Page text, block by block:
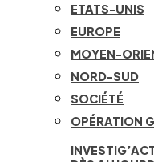
ETATS-UNIS
EUROPE
MOYEN-
NORD-SUD
SOCIÉTÉ
OPÉRATION